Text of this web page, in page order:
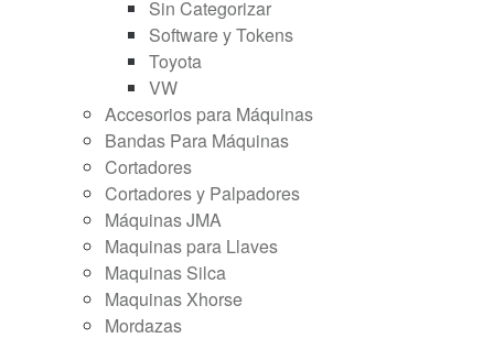
Sin Categorizar
Software y Tokens
Toyota
VW
Accesorios para Máquinas
Bandas Para Máquinas
Cortadores
Cortadores y Palpadores
Máquinas JMA
Maquinas para Llaves
Maquinas Silca
Maquinas Xhorse
Mordazas